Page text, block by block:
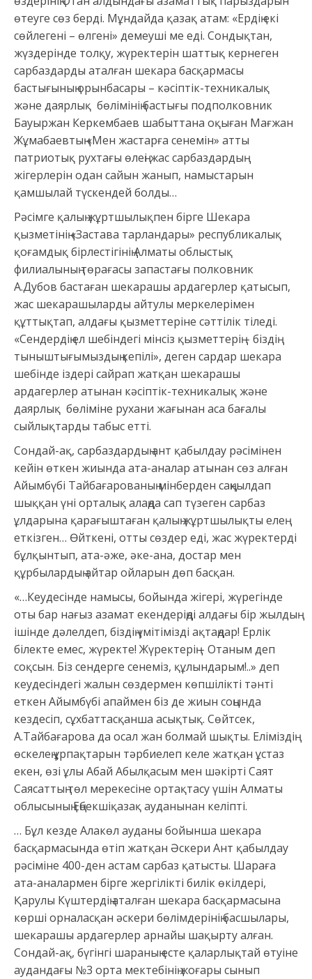
өтеуге сөз берді. Мұндайда қазақ атам: «Ердің екі
сөйлегені – өлгені» демеуші ме еді. Сондықтан,
жүздерінде толқу, жүректерін шаттық кернеген
сарбаздарды аталған шекара басқармасы
бастығының орынбасары – кәсіптік-техникалық
және даярлық бөлімінің бастығы подполковник
Бауыржан Керкембаев шабыттана оқыған Мағжан
Жұмабаевтың «Мен жастарға сенемін» атты
патриотық рухтағы өлеңі жас сарбаздардың
жігерлерін одан сайын жанып, намыстарын
қамшылай түскендей болды…
Рәсімге қалың жұртшылықпен бірге Шекара
қызметінің «Застава тарландары» республикалық
қоғамдық бірлестігінің Алматы облыстық
филиалының төрағасы запастағы полковник
А.Дубов бастаған шекарашы ардагерлер қатысып,
жас шекарашыларды айтулы меркелерімен
құттықтап, алдағы қызметтеріне сәттілік тіледі.
«Сендердің ел шебіндегі мінсіз қызметтерің – біздің
тыныштығымыздың кепілі», деген сардар шекара
шебінде іздері сайрап жатқан шекарашы
ардагерлер атынан кәсіптік-техникалық және
даярлық бөліміне рухани жағынан аса бағалы
сыйлықтарды табыс етті.
Сондай-ақ, сарбаздардың ант қабылдау рәсімінен
кейін өткен жиында ата-аналар атынан сөз алған
Айымбүбі Тайбағарованың мінберден саңқылдап
шыққан үні орталық алаңда сап түзеген сарбаз
ұлдарына қарағыштаған қалың жұртшылықты елең
еткізген… Өйткені, отты сөздер еді, жас жүректерді
бұлқынтып, ата-әже, әке-ана, достар мен
құрбылардың айтар ойларын дөп басқан.
«…Кеудесінде намысы, бойында жігері, жүрегінде
оты бар нағыз азамат екендеріңді алдағы бір жылдың
ішінде дәлелдеп, біздің үмітімізді ақтаңдар! Ерлік
білекте емес, жүректе! Жүректерің – Отаным деп
соқсын. Біз сендерге сенеміз, құлындарым!..» деп
кеудесіндегі жалын сөздермен көпшілікті тәнті
еткен Айымбүбі апаймен біз де жиын соңында
кездесіп, сұхбаттасқанша асықтық. Сөйтсек,
А.Тайбағарова да осал жан болмай шықты. Еліміздің
өскелең ұрпақтарын тәрбиелеп келе жатқан ұстаз
екен, өзі ұлы Абай Абылқасым мен шәкірті Саят
Саясаттың төл мерекесіне ортақтасу үшін Алматы
облысының Еңбекшіқазақ ауданынан келіпті.
… Бұл кезде Алакөл ауданы бойынша шекара
басқармасында өтіп жатқан Әскери Ант қабылдау
рәсіміне 400-ден астам сарбаз қатысты. Шараға
ата-аналармен бірге жергілікті билік өкілдері,
Қарулы Күштердің аталған шекара басқармасына
көрші орналасқан әскери бөлімдерінің басшылары,
шекарашы ардагерлер арнайы шақырту алған.
Сондай-ақ, бүгінгі шараның есте қаларлықтай өтуіне
аудандағы №3 орта мектебінің жоғары сынып